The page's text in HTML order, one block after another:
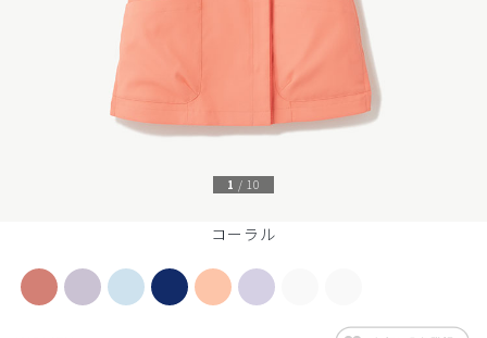
コーラル
1 / 10